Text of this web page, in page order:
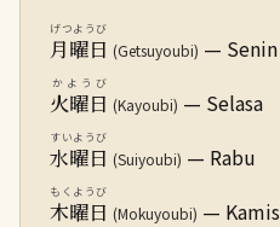
月曜日
げつようび
(Getsuyoubi) — Senin
火曜日
かようび
(Kayoubi) — Selasa
水曜日
すいようび
(Suiyoubi) — Rabu
木曜日
もくようび
(Mokuyoubi) — Kamis